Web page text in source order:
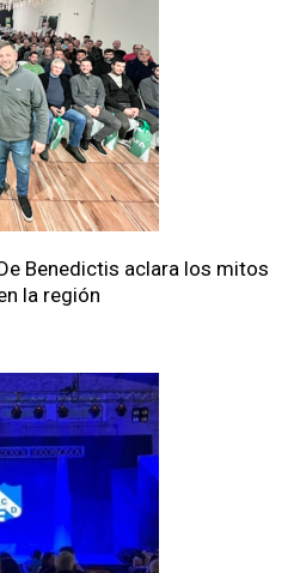
Benedictis aclara los mitos
la región